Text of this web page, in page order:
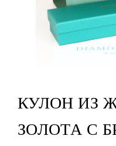
КУЛОН ИЗ
ЗОЛОТА С